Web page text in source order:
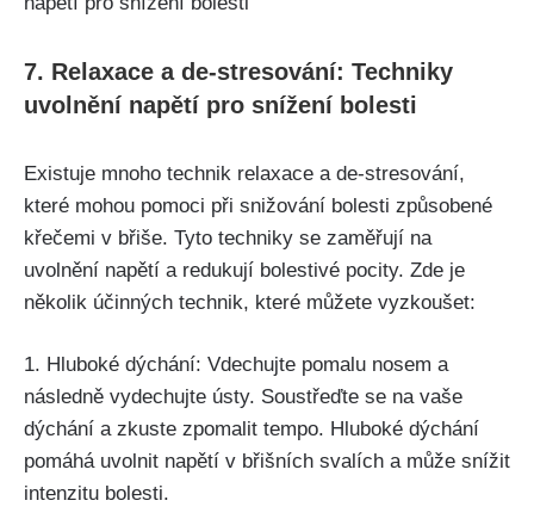
7. Relaxace a de-stresování: Techniky
uvolnění napětí pro ⁣snížení ​bolesti
Existuje‍ mnoho technik relaxace⁤ a ⁣de-stresování,
které mohou pomoci při snižování​ bolesti způsobené
křečemi v břiše. ⁣Tyto techniky⁢ se zaměřují na‍
uvolnění napětí a redukují bolestivé pocity. ⁢Zde je
několik účinných technik, které můžete ​vyzkoušet:
1. Hluboké dýchání: Vdechujte pomalu nosem a
následně vydechujte ústy. Soustřeďte se na vaše
dýchání a zkuste zpomalit tempo. Hluboké dýchání
pomáhá uvolnit⁤ napětí v břišních svalích a může ‌snížit
intenzitu bolesti.